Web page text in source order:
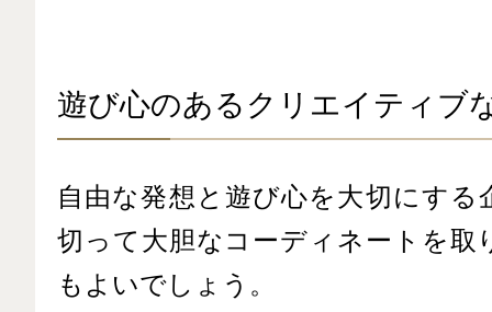
遊び心のあるクリエイティブ
自由な発想と遊び心を大切にする
切って大胆なコーディネートを取
もよいでしょう。